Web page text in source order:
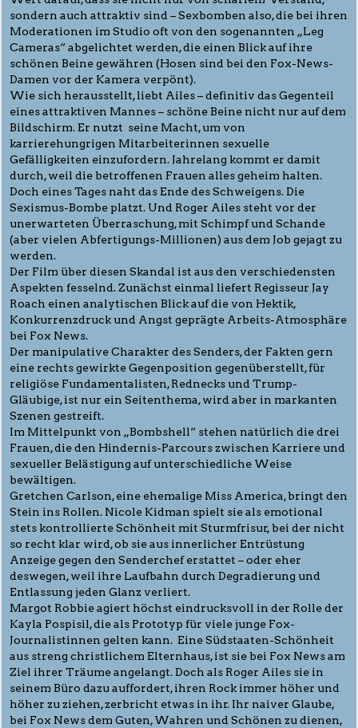
sondern auch attraktiv sind – Sexbomben also, die bei ihren
Moderationen im Studio oft von den sogenannten „Leg
Cameras“ abgelichtet werden, die einen Blick auf ihre
schönen Beine gewähren (Hosen sind bei den Fox-News-
Damen vor der Kamera verpönt).
Wie sich herausstellt, liebt Ailes – definitiv das Gegenteil
eines attraktiven Mannes – schöne Beine nicht nur auf dem
Bildschirm. Er nutzt seine Macht, um von
karrierehungrigen Mitarbeiterinnen sexuelle
Gefälligkeiten einzufordern. Jahrelang kommt er damit
durch, weil die betroffenen Frauen alles geheim halten.
Doch eines Tages naht das Ende des Schweigens. Die
Sexismus-Bombe platzt. Und Roger Ailes steht vor der
unerwarteten Überraschung, mit Schimpf und Schande
(aber vielen Abfertigungs-Millionen) aus dem Job gejagt zu
werden.
Der Film über diesen Skandal ist aus den verschiedensten
Aspekten fesselnd. Zunächst einmal liefert Regisseur Jay
Roach einen analytischen Blick auf die von Hektik,
Konkurrenzdruck und Angst geprägte Arbeits-Atmosphäre
bei Fox News.
Der manipulative Charakter des Senders, der Fakten gern
eine rechts gewirkte Gegenposition gegenüberstellt, für
religiöse Fundamentalisten, Rednecks und Trump-
Gläubige, ist nur ein Seitenthema, wird aber in markanten
Szenen gestreift.
Im Mittelpunkt von „Bombshell“ stehen natürlich die drei
Frauen, die den Hindernis-Parcours zwischen Karriere und
sexueller Belästigung auf unterschiedliche Weise
bewältigen.
Gretchen Carlson, eine ehemalige Miss America, bringt den
Stein ins Rollen. Nicole Kidman spielt sie als emotional
stets kontrollierte Schönheit mit Sturmfrisur, bei der nicht
so recht klar wird, ob sie aus innerlicher Entrüstung
Anzeige gegen den Senderchef erstattet – oder eher
deswegen, weil ihre Laufbahn durch Degradierung und
Entlassung jeden Glanz verliert.
Margot Robbie agiert höchst eindrucksvoll in der Rolle der
Kayla Pospisil, die als Prototyp für viele junge Fox-
Journalistinnen gelten kann. Eine Südstaaten-Schönheit
aus streng christlichem Elternhaus, ist sie bei Fox News am
Ziel ihrer Träume angelangt. Doch als Roger Ailes sie in
seinem Büro dazu auffordert, ihren Rock immer höher und
höher zu ziehen, zerbricht etwas in ihr. Ihr naiver Glaube,
bei Fox News dem Guten, Wahren und Schönen zu dienen,